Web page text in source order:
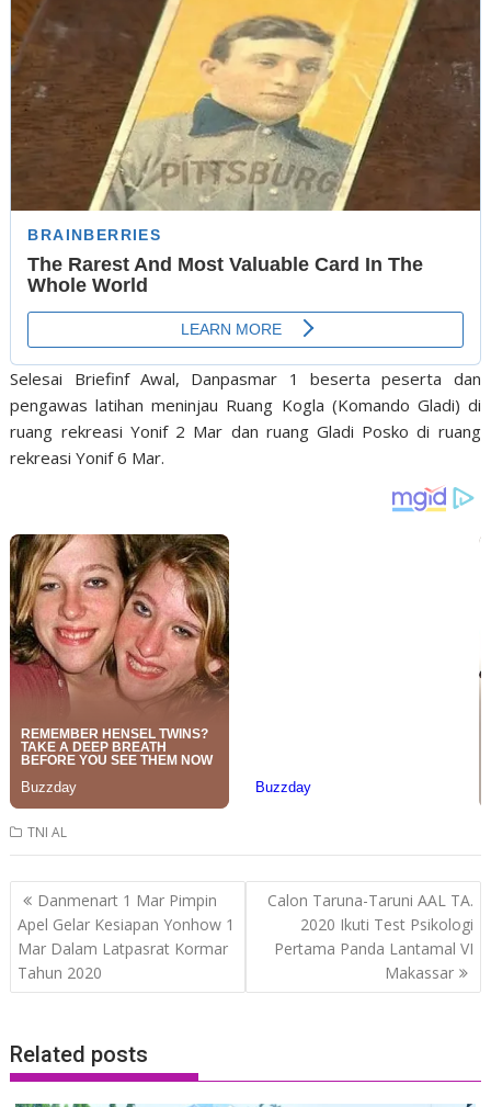
Selesai Briefinf Awal, Danpasmar 1 beserta peserta dan
pengawas latihan meninjau Ruang Kogla (Komando Gladi) di
ruang rekreasi Yonif 2 Mar dan ruang Gladi Posko di ruang
rekreasi Yonif 6 Mar.
TNI AL
Post
navigation
Danmenart 1 Mar Pimpin
Apel Gelar Kesiapan Yonhow 1
Mar Dalam Latpasrat Kormar
Tahun 2020
Calon Taruna-Taruni AAL TA.
2020 Ikuti Test Psikologi
Pertama Panda Lantamal VI
Makassar
Related posts